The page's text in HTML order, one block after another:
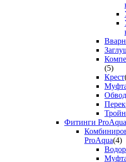
(5)
Крест
Фитинги
ProAqua(4)